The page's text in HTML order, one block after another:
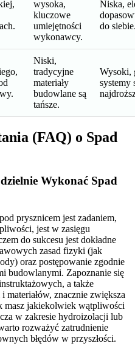
wysoka,
kluczowe
umiejętności
wykonawcy.
Niska,
do
Niski,
tradycyjne
materiały
budowlane są
tańsze.
Wysoki,
systemy
(FAQ) o Spad
Wykonać Spad
prysznicem jest zadaniem,
jest w zasięgu
do sukcesu jest dokładne
zasad fizyki (jak
oraz postępowanie zgodnie
budowlanymi. Zapoznanie się
a także
materiałów, znacznie zwiększa
masz jakiekolwiek wątpliwości
w zakresie hydroizolacji lub
rozważyć zatrudnienie
błędów w przyszłości.